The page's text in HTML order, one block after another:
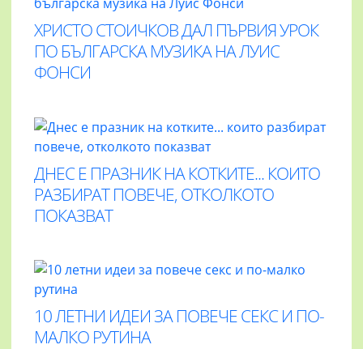
ХРИСТО СТОИЧКОВ ДАЛ ПЪРВИЯ УРОК
ПО БЪЛГАРСКА МУЗИКА НА ЛУИС
ФОНСИ
ДНЕС Е ПРАЗНИК НА КОТКИТЕ... КОИТО
РАЗБИРАТ ПОВЕЧЕ, ОТКОЛКОТО
ПОКАЗВАТ
10 ЛЕТНИ ИДЕИ ЗА ПОВЕЧЕ СЕКС И ПО-
МАЛКО РУТИНА